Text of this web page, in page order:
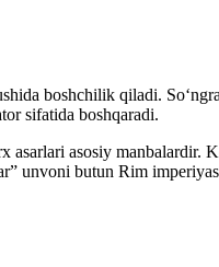
boshchilik qiladi.
sifatida boshqaradi.
asosiy
unvoni butun Rim